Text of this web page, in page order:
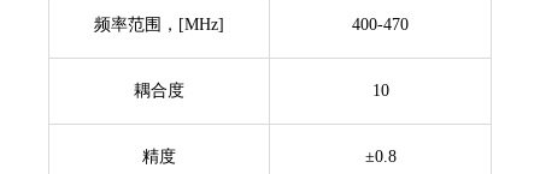
频率范围，[MHz] 400-470
耦合度 10
精度 ±0.8